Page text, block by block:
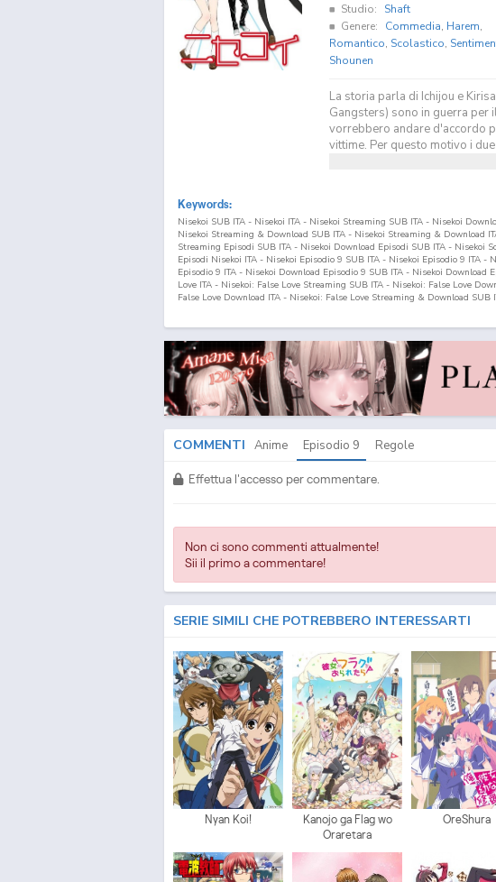
Studio:
Shaft
Genere:
Commedia, Harem,
Romantico, Scolastico,
Shounen
La storia parla di Ichijou e
Gangsters) sono in guerra per
vorrebbero andare d'accordo
vittime. Per questo motivo i
Keywords:
Nisekoi SUB ITA - Nisekoi ITA - Nisekoi Streaming SUB ITA - Nisekoi
Nisekoi Streaming & Download SUB ITA - Nisekoi Streaming & Download
Streaming Episodi SUB ITA - Nisekoi Download Episodi SUB ITA -
Episodi Nisekoi ITA - Nisekoi Episodio 9 SUB ITA - Nisekoi Episodio 9 ITA -
Episodio 9 ITA - Nisekoi Download Episodio 9 SUB ITA - Nisekoi Download
Love ITA - Nisekoi: False Love Streaming SUB ITA - Nisekoi: False Love
False Love Download ITA - Nisekoi: False Love Streaming & Download
SUB ITA - Nisekoi: False Love Streaming Episodio9ITA - Nisekoi: False
Download Episodio9ITA
COMMENTI Anime Episodio 9 Regole
Effettua l'accesso per commentare.
Non ci sono commenti attualmente!
Sii il primo a commentare!
SERIE SIMILI CHE POTREBBERO INTERESSARTI
Nyan Koi!
Kanojo ga Flag wo
Oraretara
OreShura